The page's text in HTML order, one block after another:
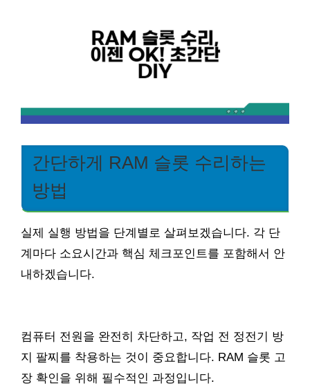
간단하게 RAM 슬롯 수리하는
방법
실제 실행 방법을 단계별로 살펴보겠습니다. 각 단
계마다 소요시간과 핵심 체크포인트를 포함해서 안
내하겠습니다.
컴퓨터 전원을 완전히 차단하고, 작업 전 정전기 방
지 팔찌를 착용하는 것이 중요합니다. RAM 슬롯 고
장 확인을 위해 필수적인 과정입니다.